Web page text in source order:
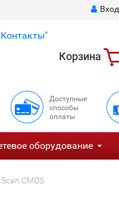
Вход
Контакты"
Корзина
Доступные
способы
оплаты
оборудование
CMOS